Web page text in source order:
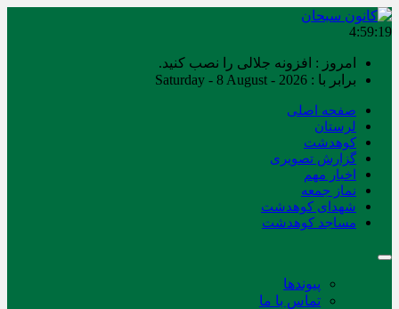
4:59:20
امروز : افزونه جلالی را نصب کنید.
برابر با : Saturday - 8 August - 2026
صفحه اصلی
لرستان
کوهدشت
گزارش تصویری
اخبار مهم
نماز جمعه
شهدای کوهدشت
مساجد کوهدشت
پیوندها
تماس با ما